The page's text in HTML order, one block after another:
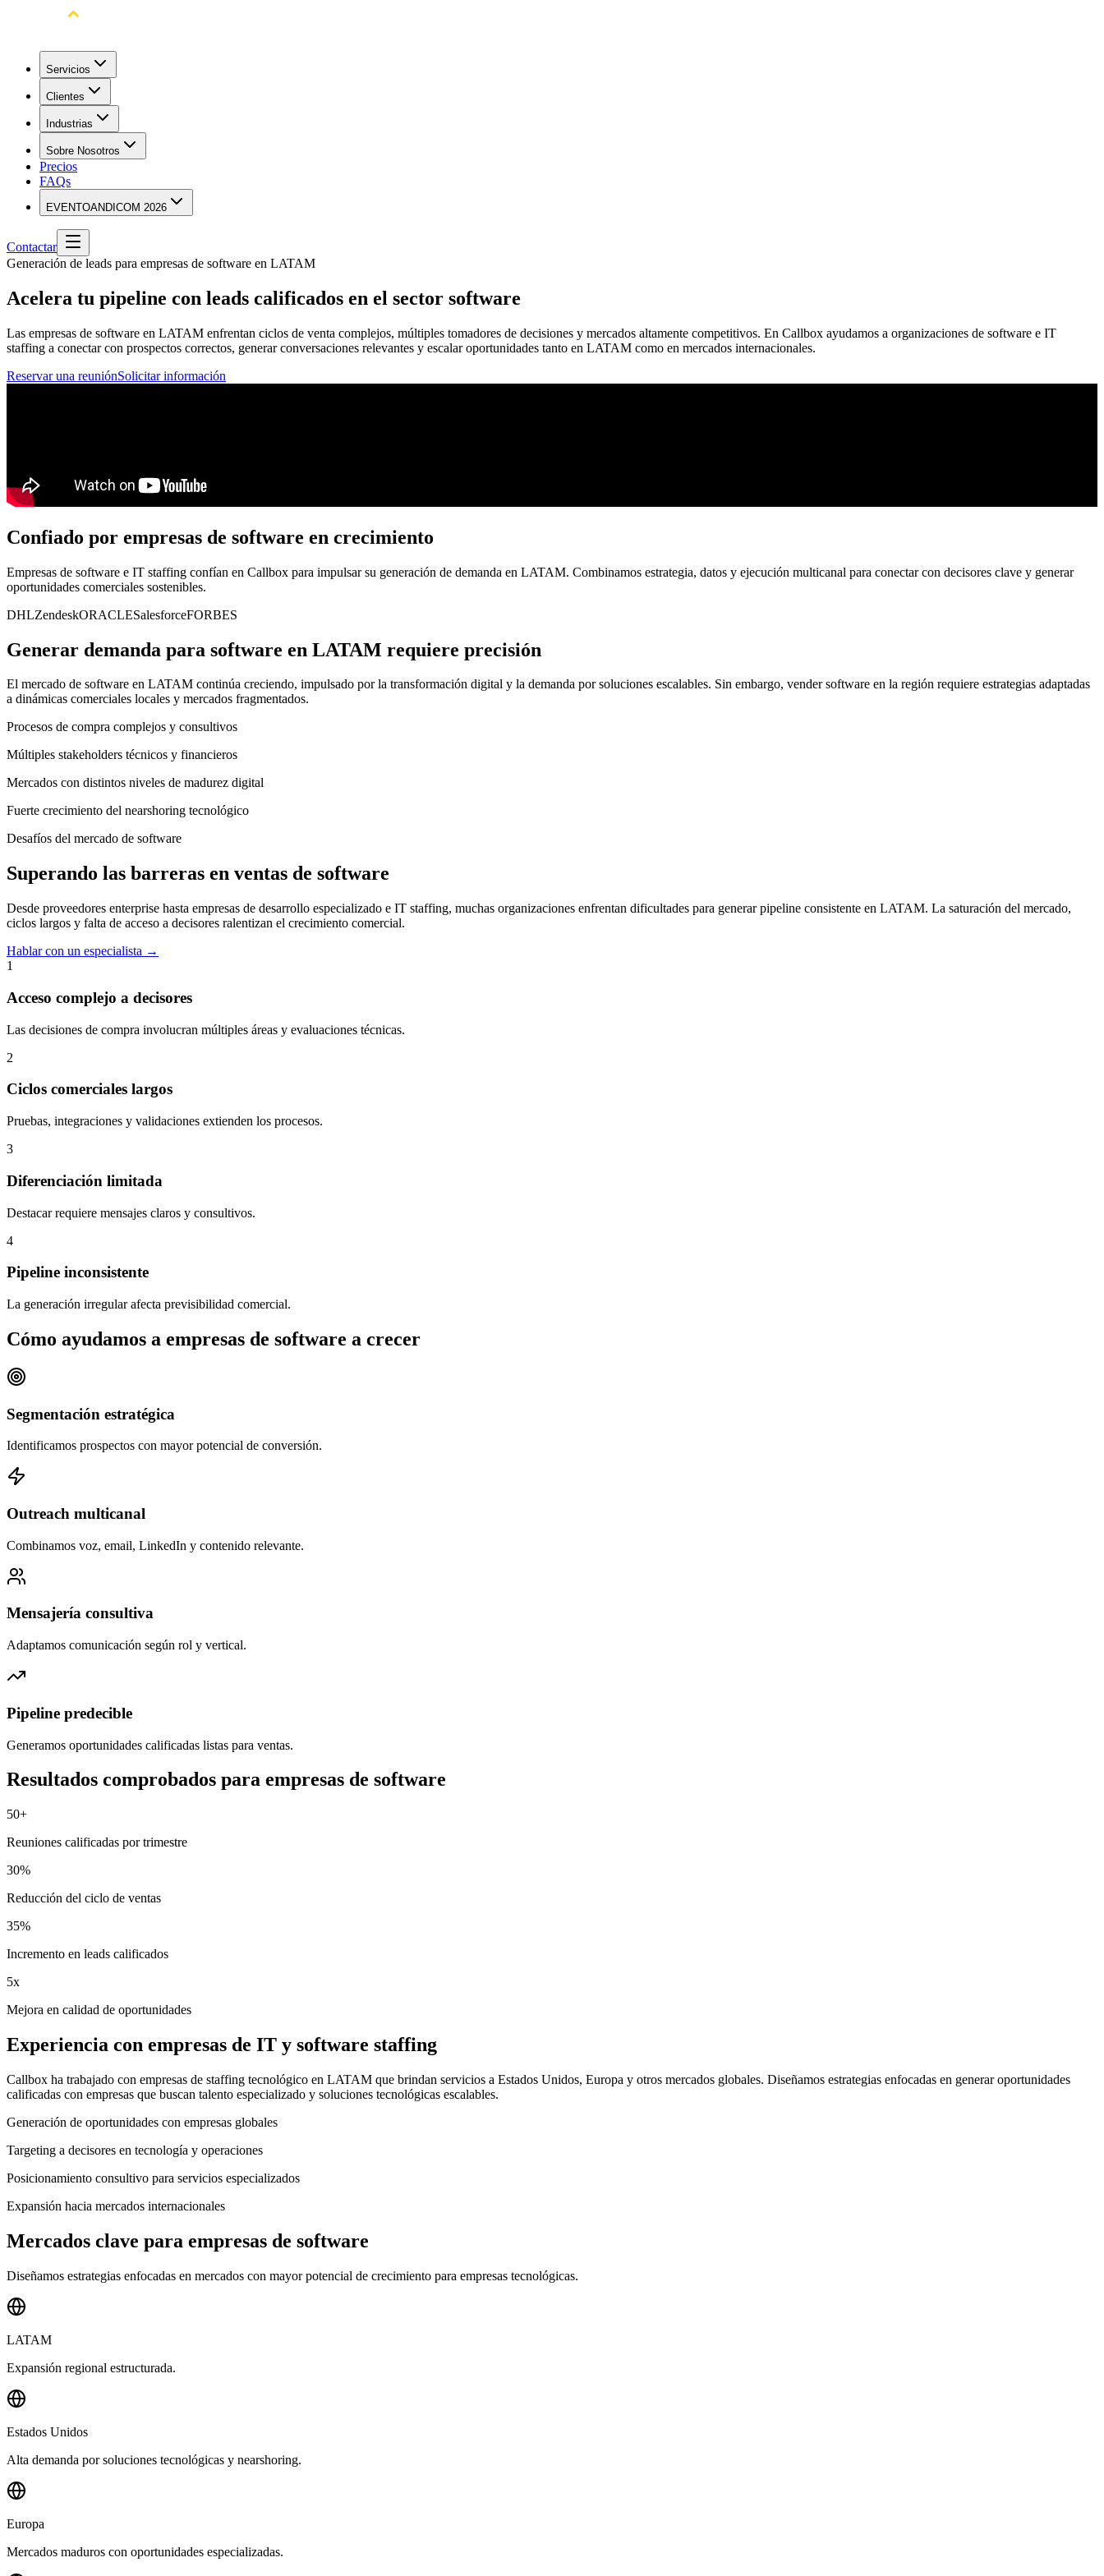
Servicios
Clientes
Industrias
Sobre Nosotros
Precios
FAQs
EVENTOANDICOM 2026
Contactar
Generación de leads para empresas de software en LATAM
Acelera tu pipeline con leads calificados en el sector software
Las empresas de software en LATAM enfrentan ciclos de venta complejos, múltiples tomadores de decisiones y mercados altamente competitivos. En Callbox ayudamos a organizaciones de software e IT
staffing a conectar con prospectos correctos, generar conversaciones relevantes y escalar oportunidades tanto en LATAM como en mercados internacionales.
Reservar una reuniónSolicitar información
Confiado por empresas de software en crecimiento
Empresas de software e IT staffing confían en Callbox para impulsar su generación de demanda en LATAM. Combinamos estrategia, datos y ejecución multicanal para conectar con decisores clave y generar
oportunidades comerciales sostenibles.
DHLZendeskORACLESalesforceFORBES
Generar demanda para software en LATAM requiere precisión
El mercado de software en LATAM continúa creciendo, impulsado por la transformación digital y la demanda por soluciones escalables. Sin embargo, vender software en la región requiere estrategias adaptadas
a dinámicas comerciales locales y mercados fragmentados.
Procesos de compra complejos y consultivos
Múltiples stakeholders técnicos y financieros
Mercados con distintos niveles de madurez digital
Fuerte crecimiento del nearshoring tecnológico
Desafíos del mercado de software
Superando las barreras en ventas de software
Desde proveedores enterprise hasta empresas de desarrollo especializado e IT staffing, muchas organizaciones enfrentan dificultades para generar pipeline consistente en LATAM. La saturación del mercado,
ciclos largos y falta de acceso a decisores ralentizan el crecimiento comercial.
Hablar con un especialista →
1
Acceso complejo a decisores
Las decisiones de compra involucran múltiples áreas y evaluaciones técnicas.
2
Ciclos comerciales largos
Pruebas, integraciones y validaciones extienden los procesos.
3
Diferenciación limitada
Destacar requiere mensajes claros y consultivos.
4
Pipeline inconsistente
La generación irregular afecta previsibilidad comercial.
Cómo ayudamos a empresas de software a crecer
Segmentación estratégica
Identificamos prospectos con mayor potencial de conversión.
Outreach multicanal
Combinamos voz, email, LinkedIn y contenido relevante.
Mensajería consultiva
Adaptamos comunicación según rol y vertical.
Pipeline predecible
Generamos oportunidades calificadas listas para ventas.
Resultados comprobados para empresas de software
50+
Reuniones calificadas por trimestre
30%
Reducción del ciclo de ventas
35%
Incremento en leads calificados
5x
Mejora en calidad de oportunidades
Experiencia con empresas de IT y software staffing
Callbox ha trabajado con empresas de staffing tecnológico en LATAM que brindan servicios a Estados Unidos, Europa y otros mercados globales. Diseñamos estrategias enfocadas en generar oportunidades
calificadas con empresas que buscan talento especializado y soluciones tecnológicas escalables.
Generación de oportunidades con empresas globales
Targeting a decisores en tecnología y operaciones
Posicionamiento consultivo para servicios especializados
Expansión hacia mercados internacionales
Mercados clave para empresas de software
Diseñamos estrategias enfocadas en mercados con mayor potencial de crecimiento para empresas tecnológicas.
LATAM
Expansión regional estructurada.
Estados Unidos
Alta demanda por soluciones tecnológicas y nearshoring.
Europa
Mercados maduros con oportunidades especializadas.